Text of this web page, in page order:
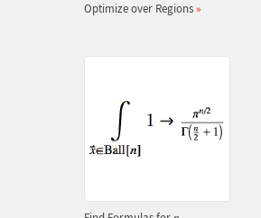
Optimize over Regions »